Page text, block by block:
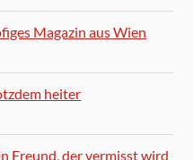
Magazin aus Wien
heiter
Freund, der vermisst wird